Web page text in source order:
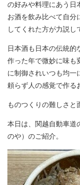
の好みや料理にあう日
お酒を飲み比べて自分
してくれた方が力説し
日本酒も日本の伝統的
作った年で微妙に味も
に制御されいつも均一
頼らず人の感覚で作る
ものつくりの難しさと
本日は、関越自動車道
のや）のご紹介。